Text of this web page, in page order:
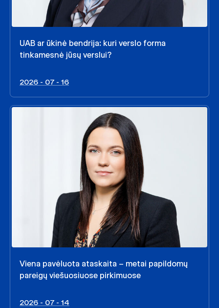
UAB ar ūkinė bendrija: kuri verslo forma
tinkamesnė jūsų verslui?
2026 - 07 - 16
Viena pavėluota ataskaita – metai papildomų
pareigų viešuosiuose pirkimuose
2026 - 07 - 14